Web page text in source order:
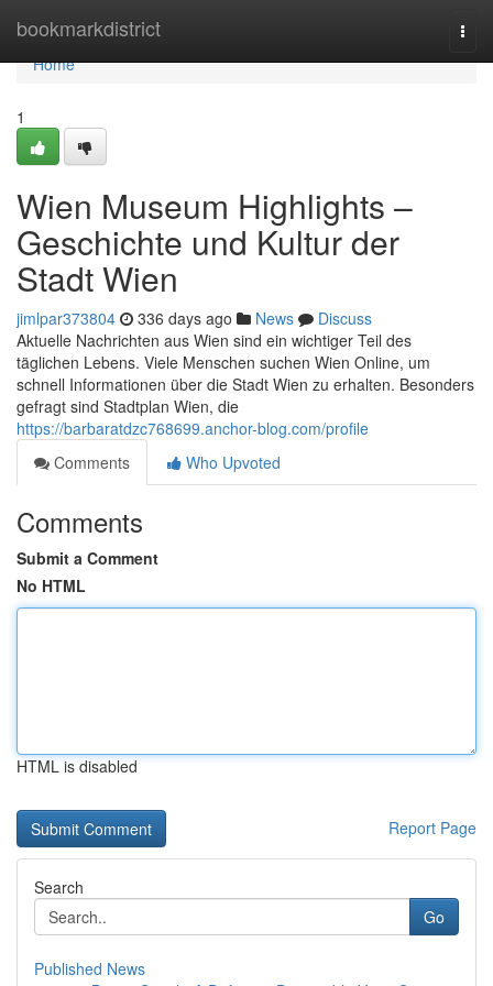
bookmarkdistrict
Home
Home
1
Wien Museum Highlights –
Geschichte und Kultur der
Stadt Wien
jimlpar373804 336 days ago News
Discuss
Aktuelle Nachrichten aus Wien sind ein wichtiger Teil des
täglichen Lebens. Viele Menschen suchen Wien Online, um
schnell Informationen über die Stadt Wien zu erhalten. Besonders
gefragt sind Stadtplan Wien, die
https://barbaratdzc768699.anchor-blog.com/profile
Comments
Who Upvoted
Comments
Submit a Comment
No HTML
HTML is disabled
Report Page
Search
Go
Published News